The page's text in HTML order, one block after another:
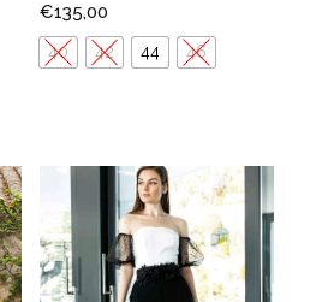
€135,00
40 42 44 46